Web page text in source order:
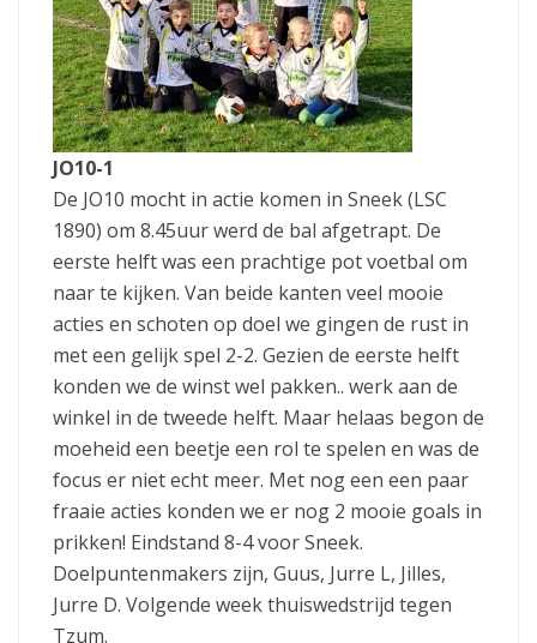
JO10-1
De JO10 mocht in actie komen in Sneek (LSC
1890) om 8.45uur werd de bal afgetrapt. De
eerste helft was een prachtige pot voetbal om
naar te kijken. Van beide kanten veel mooie
acties en schoten op doel we gingen de rust in
met een gelijk spel 2-2. Gezien de eerste helft
konden we de winst wel pakken.. werk aan de
winkel in de tweede helft. Maar helaas begon de
moeheid een beetje een rol te spelen en was de
focus er niet echt meer. Met nog een een paar
fraaie acties konden we er nog 2 mooie goals in
prikken! Eindstand 8-4 voor Sneek.
Doelpuntenmakers zijn, Guus, Jurre L, Jilles,
Jurre D. Volgende week thuiswedstrijd tegen
Tzum.